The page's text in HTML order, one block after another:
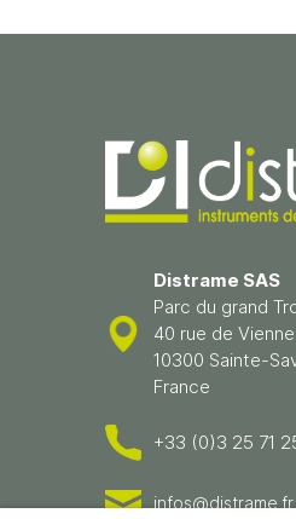
Distrame SAS
Parc du grand
40 rue de Vienne
10300 Sainte-
France
+33 (0)3 25 71
infos@distrame.fr